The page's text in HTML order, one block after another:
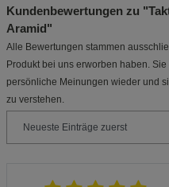
Kundenbewertungen zu
Aramid"
Alle Bewertungen stammen
Produkt bei uns erworben haben.
persönliche Meinungen wieder und
zu verstehen.